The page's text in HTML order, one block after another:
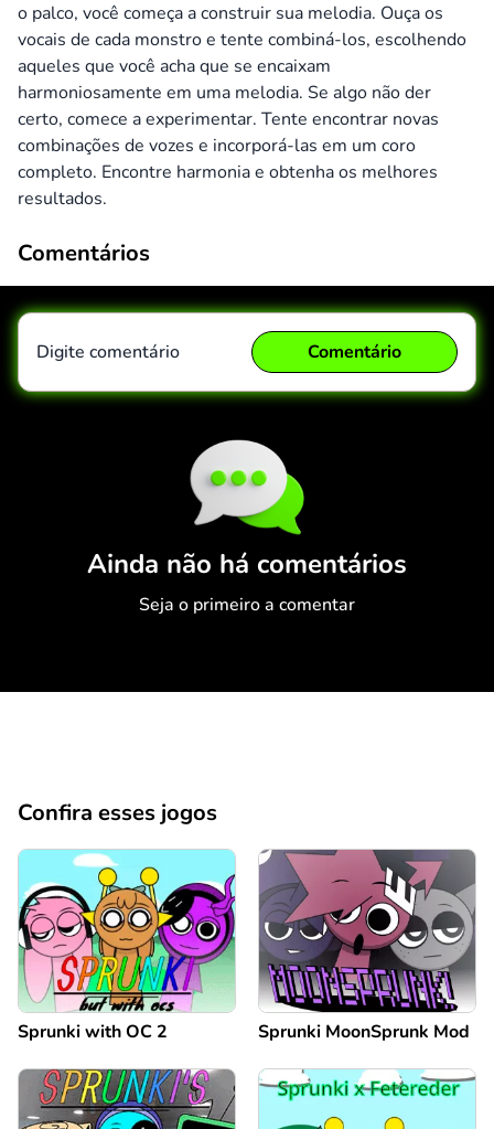
o palco, você começa a construir sua melodia. Ouça os
vocais de cada monstro e tente combiná-los, escolhendo
aqueles que você acha que se encaixam
harmoniosamente em uma melodia. Se algo não der
certo, comece a experimentar. Tente encontrar novas
combinações de vozes e incorporá-las em um coro
completo. Encontre harmonia e obtenha os melhores
resultados.
Comentários
Ainda não há comentários
Seja o primeiro a comentar
Digite comentário Comentário
Confira esses jogos
Sprunki with OC 2 Sprunki MoonSprunk Mod